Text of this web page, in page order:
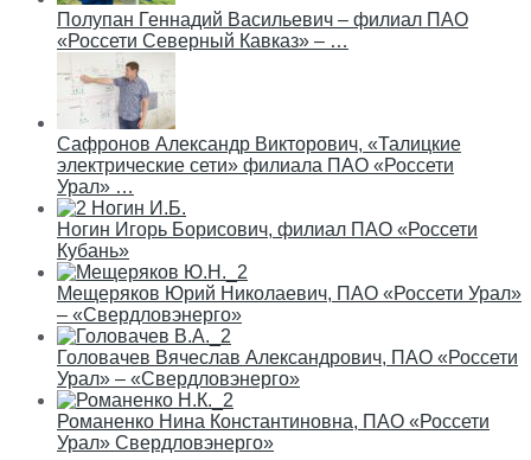
Полупан Геннадий Васильевич – филиал ПАО
«Россети Северный Кавказ» – …
Сафронов Александр Викторович, «Талицкие
электрические сети» филиала ПАО «Россети
Урал» …
Ногин Игорь Борисович, филиал ПАО «Россети
Кубань»
Мещеряков Юрий Николаевич, ПАО «Россети Урал»
– «Свердловэнерго»
Головачев Вячеслав Александрович, ПАО «Россети
Урал» – «Свердловэнерго»
Романенко Нина Константиновна, ПАО «Россети
Урал» Свердловэнерго»